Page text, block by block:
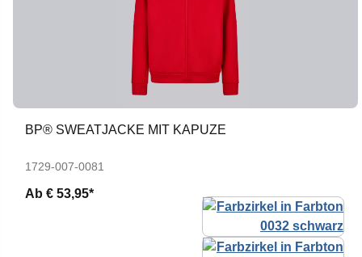
BP® SWEATJACKE MIT KAPUZE
1729-007-0081
Ab € 53,95*